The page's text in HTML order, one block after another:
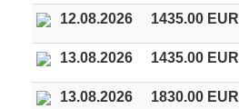
12.08.2026 1435.00 EUR
13.08.2026 1435.00 EUR
13.08.2026 1830.00 EUR